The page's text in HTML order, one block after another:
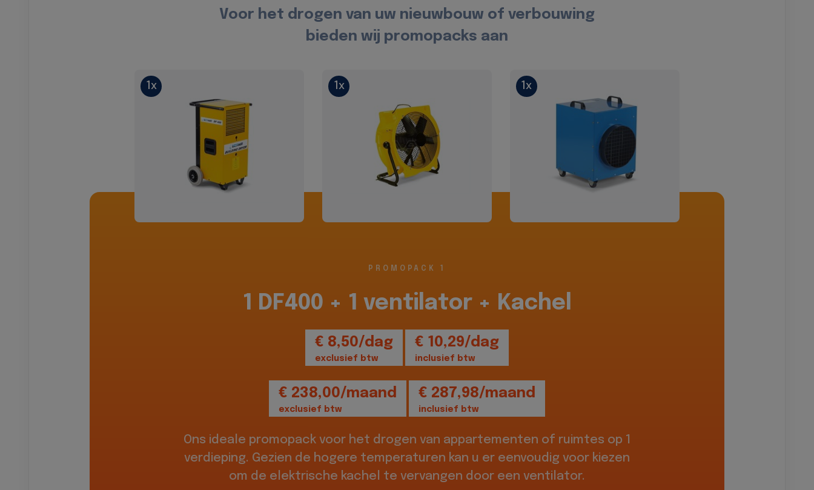
Voor het drogen van uw nieuwbouw of verbouwing
bieden wij promopacks aan
1x 1x 1x
PROMOPACK 1
1 DF400 + 1 ventilator + Kachel
€ 8,50/dag
exclusief btw
€ 10,29/dag
inclusief btw
€ 238,00/maand
exclusief btw
€ 287,98/maand
inclusief btw
Ons ideale promopack voor het drogen van appartementen of ruimtes op 1
verdieping. Gezien de hogere temperaturen kan u er eenvoudig voor kiezen
om de elektrische kachel te vervangen door een ventilator.